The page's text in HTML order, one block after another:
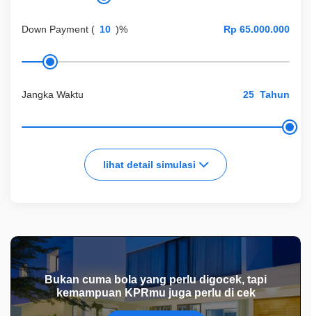
Down Payment ( )%
Jangka Waktu Tahun
lihat detail simulasi
Bukan cuma bola yang perlu digocek, tapi
kemampuan KPRmu juga perlu di cek